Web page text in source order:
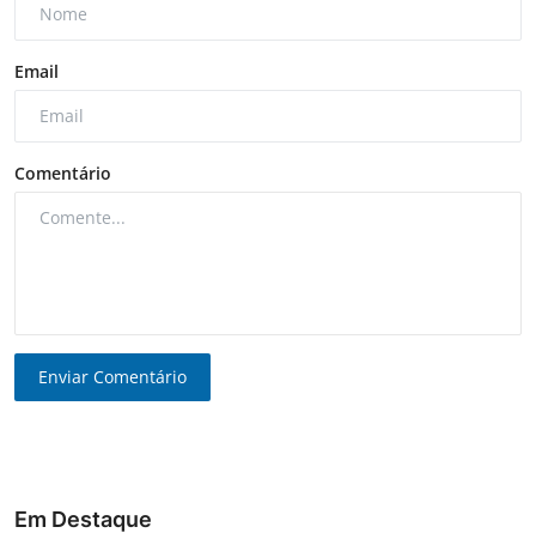
Email
Comentário
Enviar Comentário
Em Destaque